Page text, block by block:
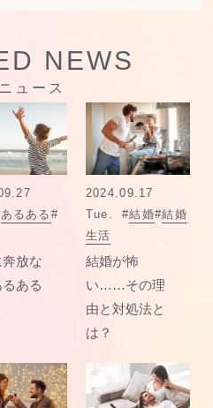
NEWS
ュース
あるある #
放な
ある
2024.09.17
Tue.
#結婚#結婚
生活
結婚が怖
い……その理
由と対処法と
は？